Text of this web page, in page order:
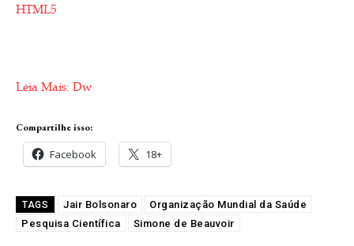
HTML5
Leia Mais: Dw
Compartilhe isso:
Facebook 18+
TAGS Jair Bolsonaro
Organização Mundial da Saúde
Pesquisa Científica
Simone de Beauvoir